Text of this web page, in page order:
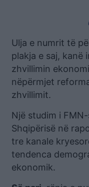
Ulja e numrit të
plakja e saj, kanë
zhvillimin
nëpërmjet
zhvillimit.
Një studim i
Shqipërisë në
tre kanale
tendenca
ekonomik.